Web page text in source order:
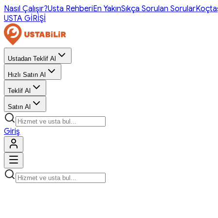
Nasıl Çalışır?Usta RehberiEn YakınSıkça Sorulan Sorular
USTA GİRİŞİ
Ustadan Teklif Al
Hızlı Satın Al
Teklif Al
Satın Al
Giriş